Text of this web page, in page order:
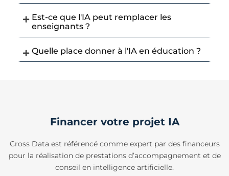
Est-ce que l'IA peut remplacer les
enseignants ?
Quelle place donner à l'IA en éducation ?
Financer votre projet IA
Cross Data est référencé comme expert par des financeurs
pour la réalisation de prestations d’accompagnement et de
conseil en intelligence artificielle.